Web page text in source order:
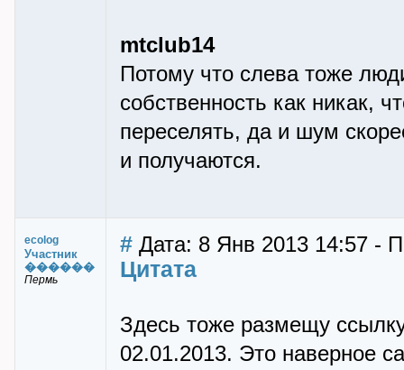
mtclub14
Потому что слева тоже
собственность как никак,
переселять, да и шум
и получаются.
ecolog
Участник
������
Пермь
# Дата: 8 Янв 2013 14:57 -
Цитата
Здесь тоже размещу
02.01.2013. Это наверное